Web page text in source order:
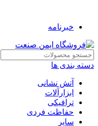
خبرنامه
دسته بندی ها
آتش نشانی
ابزارآلات
ترافیکی
حفاظت فردی
سایر